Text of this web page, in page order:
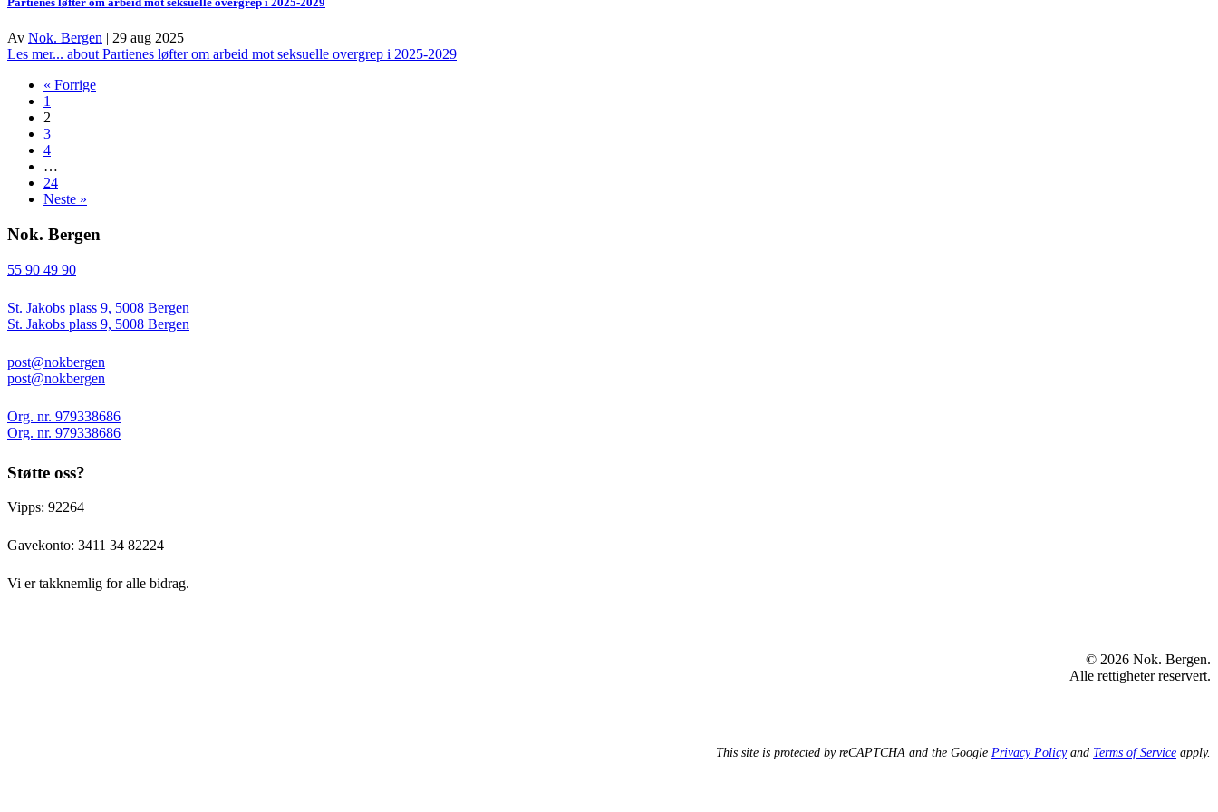
Av Nok. Bergen | 29 aug 2025
Les mer... about Partienes løfter om arbeid mot seksuelle overgrep i 2025-2029
« Forrige
1
2
3
4
…
24
Neste »
Nok. Bergen
55 90 49 90
St. Jakobs plass 9, 5008 Bergen
St. Jakobs plass 9, 5008 Bergen
post@nokbergen
post@nokbergen
Org. nr. 979338686
Org. nr. 979338686
Støtte oss?
Vipps: 92264
Gavekonto: 3411 34 82224
Vi er takknemlig for alle bidrag.
© 2026 Nok. Bergen.
Alle rettigheter reservert.
This site is protected by reCAPTCHA and the Google Privacy Policyand Terms of Service apply.